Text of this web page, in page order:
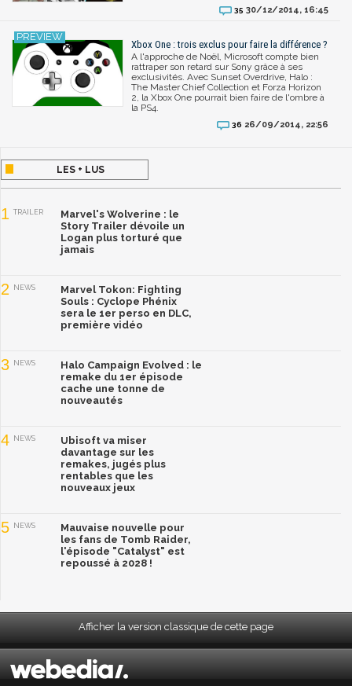
35 30/12/2014, 16:45
Xbox One : trois exclus pour faire la différence ?
A l'approche de Noël, Microsoft compte bien
rattraper son retard sur Sony grâce à ses
exclusivités. Avec Sunset Overdrive, Halo :
The Master Chief Collection et Forza Horizon
2, la Xbox One pourrait bien faire de l'ombre à
la PS4.
36 26/09/2014, 22:56
LES + LUS
1 TRAILER
Marvel's Wolverine : le
Story Trailer dévoile un
Logan plus torturé que
jamais
2 NEWS
Marvel Tokon: Fighting
Souls : Cyclope Phénix
sera le 1er perso en DLC,
première vidéo
3 NEWS
Halo Campaign Evolved : le
remake du 1er épisode
cache une tonne de
nouveautés
4 NEWS
Ubisoft va miser
davantage sur les
remakes, jugés plus
rentables que les
nouveaux jeux
5 NEWS
Mauvaise nouvelle pour
les fans de Tomb Raider,
l'épisode "Catalyst" est
repoussé à 2028 !
Afficher la version classique de cette page